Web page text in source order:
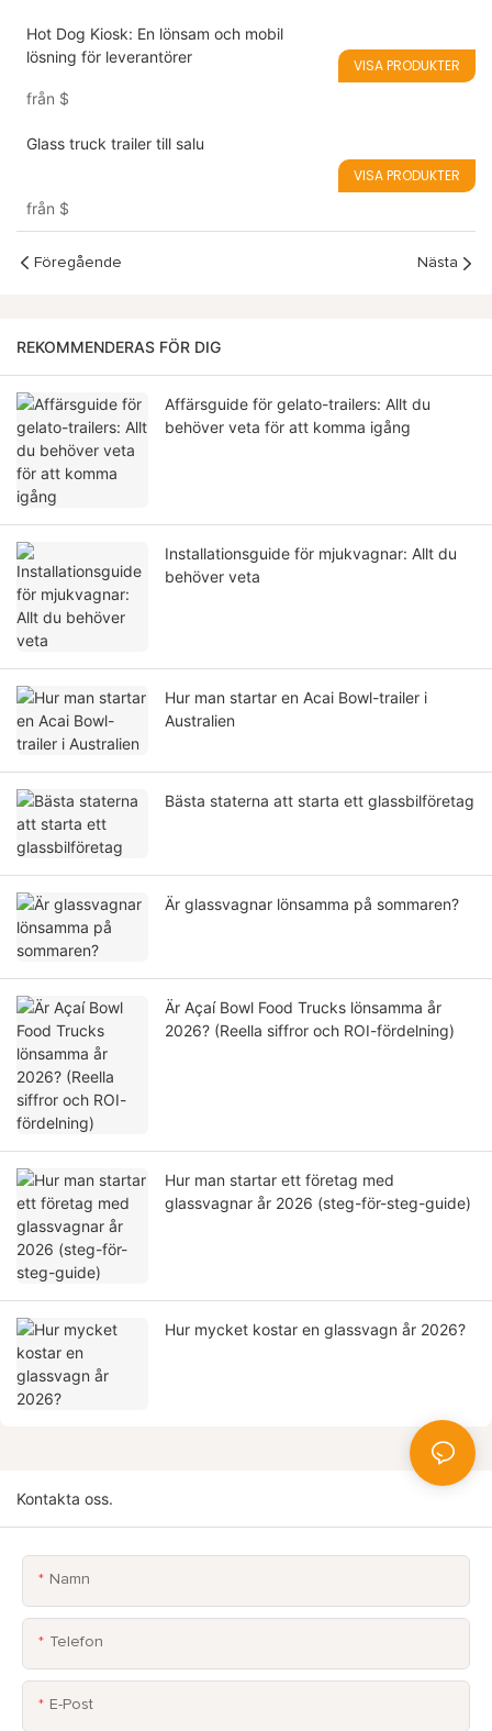
Hot Dog Kiosk: En lönsam och mobil
lösning för leverantörer
från $
VISA PRODUKTER
Glass truck trailer till salu
från $
VISA PRODUKTER
Föregående Nästa
REKOMMENDERAS FÖR DIG
Affärsguide för gelato-trailers: Allt du
behöver veta för att komma igång
Installationsguide för mjukvagnar: Allt du
behöver veta
Hur man startar en Acai Bowl-trailer i
Australien
Bästa staterna att starta ett glassbilföretag
Är glassvagnar lönsamma på sommaren?
Är Açaí Bowl Food Trucks lönsamma år
2026? (Reella siffror och ROI-fördelning)
Hur man startar ett företag med
glassvagnar år 2026 (steg-för-steg-guide)
Hur mycket kostar en glassvagn år 2026?
Kontakta oss.
Namn
Telefon
E-Post